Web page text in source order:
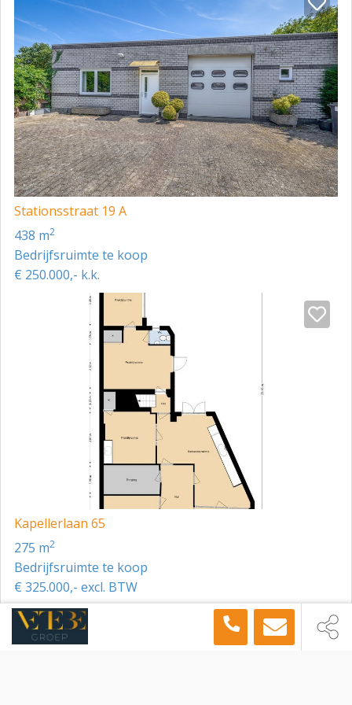
- Voorbereiding voor toilet/riolering
BESTEMMINGSPLAN
Het object valt onder het bestemmingsplan 'Bebouwde
gebieden Beesel' van de gemeente Beesel en heeft de
enkelbestemming 'Bedrijventerrein'. Binnen deze
bestemming zijn toegestaan het uitvoeren van
bedrijfsmatige activiteiten onder de categorieën 2 en
3.1 die zijn genoemd in de als bijlage 1 bij deze regels
behorende lijst van bedrijfsactiviteiten. Deze lijst is op
verzoek op te vragen bij ons kantoor.
Is uw interesse gewekt of wilt u meer informatie
ontvangen? Neem dan gerust contact met ons kantoor
De vermelde informatie is van algemene aard en is niet
meer dan een uitnodiging om in onderhandeling te
treden. De informatie is met zorg samengesteld en uit
ons inziens betrouwbare bron afkomstig. Ten aanzien
van de juistheid ervan kunnen wij echter geen
aansprakelijkheid aanvaarden. Eventueel bijgevoegde
tekeningen zijn ter indicatie en kunnen afwijken van de
werkelijke situatie. Voorts behouden wij het recht voor
dat onze opdrachtgever zijn goedkeuring dient te
verlenen aan een mogelijke transactie met de
ontvanger van deze informatie.
Stationsstraat 19 A
438 m2
Bedrijfsruimte te koop
€ 250.000,- k.k.
Kapellerlaan 65
275 m2
Bedrijfsruimte te koop
€ 325.000,- excl. BTW
Toon meer panden in de buurt →